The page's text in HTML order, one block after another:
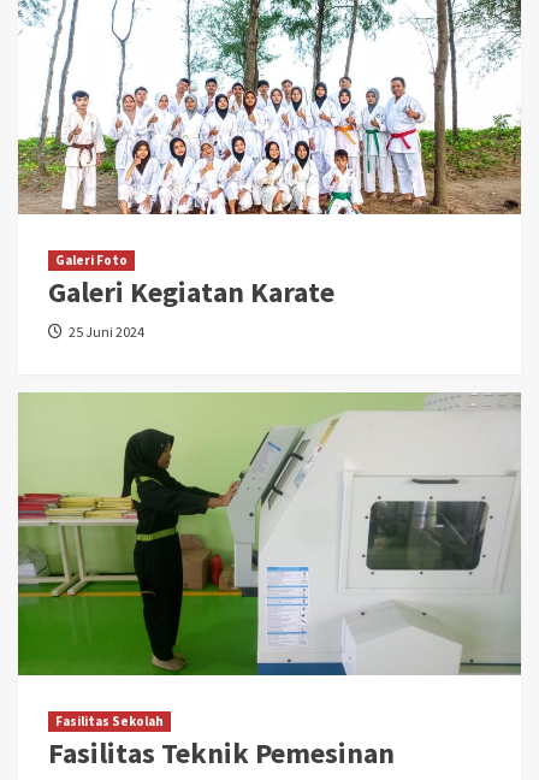
Galeri Foto
Galeri Kegiatan Karate
25 Juni 2024
Fasilitas Sekolah
Fasilitas Teknik Pemesinan